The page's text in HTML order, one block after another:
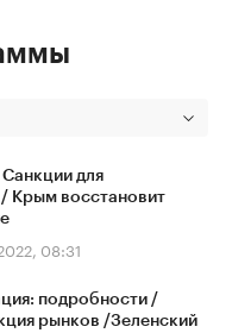
для
Крым восстановит
08:31
подробности /
рынков /Зеленский